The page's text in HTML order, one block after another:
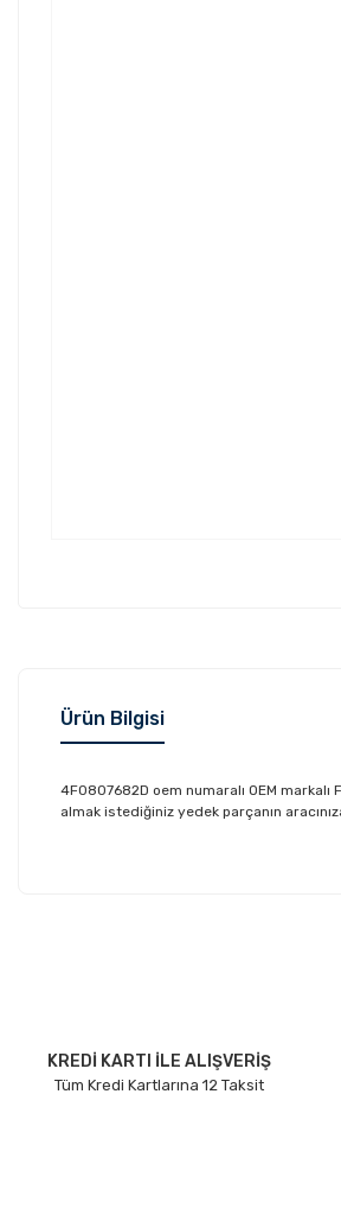
Ürün Bilgisi
4F0807682D oem numaralı OEM
almak istediğiniz yedek parçanın
Ürün bilgilerinde hatalar bulunuyor.
Ürün fiyatı diğer sitelerden daha
KREDİ KARTI İLE ALIŞVERİŞ
Tüm Kredi Kartlarına 12 Taksit